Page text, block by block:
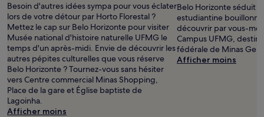
Besoin d'autres idées sympa pour vous éclater
lors de votre détour par Horto Florestal ?
Mettez le cap sur Belo Horizonte pour visiter
Musée national d'histoire naturelle UFMG le
temps d'un après-midi. Envie de découvrir les
autres pépites culturelles que vous réserve
Belo Horizonte ? Tournez-vous sans hésiter
vers Centre commercial Minas Shopping,
Place de la gare et Église baptiste de
Lagoinha.
Afficher moins
Belo Horizonte séduit
estudiantine
découvrir par vous-
Campus UFMG,
fédérale de Minas
Afficher moins